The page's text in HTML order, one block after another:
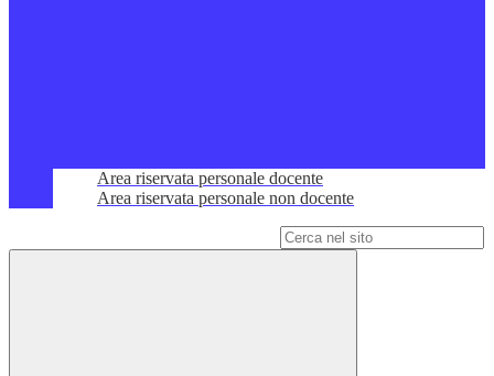
Area riservata personale docente
Area riservata personale non docente